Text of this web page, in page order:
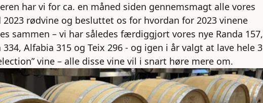
har vi for ca. en måned siden gennemsmagt alle vores
2023 rødvine og besluttet os for hvordan for 2023 vinene
sammen – vi har således færdiggjort vores nye Randa 157,
334, Alfabia 315 og Teix 296 - og igen i år valgt at lave hele 3
vine – alle disse vine vil i snart høre mere om.